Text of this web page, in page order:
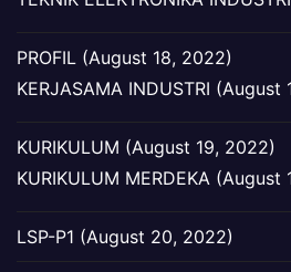
PROFIL (August 18, 2022)
KERJASAMA INDUSTRI (August
KURIKULUM (August 19, 2022)
KURIKULUM MERDEKA (August
LSP-P1 (August 20, 2022)